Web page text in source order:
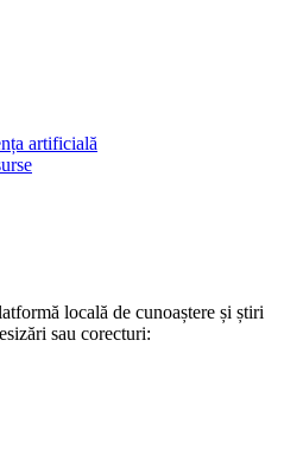
artificială
locală de cunoaștere și știri
sau corecturi: